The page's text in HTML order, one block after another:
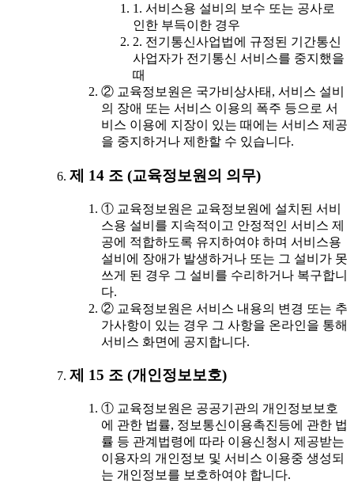
1. 서비스용 설비의 보수 또는 공사로
인한 부득이한 경우
2. 전기통신사업법에 규정된 기간통신
사업자가 전기통신 서비스를 중지했을
때
② 교육정보원은 국가비상사태, 서비스 설비
의 장애 또는 서비스 이용의 폭주 등으로 서
비스 이용에 지장이 있는 때에는 서비스 제공
을 중지하거나 제한할 수 있습니다.
제 14 조 (교육정보원의 의무)
① 교육정보원은 교육정보원에 설치된 서비
스용 설비를 지속적이고 안정적인 서비스 제
공에 적합하도록 유지하여야 하며 서비스용
설비에 장애가 발생하거나 또는 그 설비가 못
쓰게 된 경우 그 설비를 수리하거나 복구합니
다.
② 교육정보원은 서비스 내용의 변경 또는 추
가사항이 있는 경우 그 사항을 온라인을 통해
서비스 화면에 공지합니다.
제 15 조 (개인정보보호)
① 교육정보원은 공공기관의 개인정보보호
에 관한 법률, 정보통신이용촉진등에 관한 법
률 등 관계법령에 따라 이용신청시 제공받는
이용자의 개인정보 및 서비스 이용중 생성되
는 개인정보를 보호하여야 합니다.